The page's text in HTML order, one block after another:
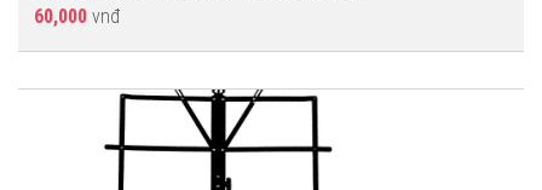
60,000 vnđ